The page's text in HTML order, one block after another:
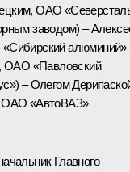
ОАО
заводом) –
алюминий»
ОАО «Павловский
– Олегом
ОАО «АвтоВАЗ»
Главного